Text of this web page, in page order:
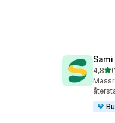
4,8av
148